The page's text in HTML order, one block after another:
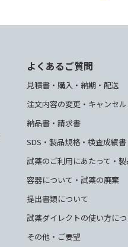
よくあるご質問
見積書・購入・納期・配送
注文内容の変更・キャンセ
納品書・請求書
SDS・製品規格・検査成績
試薬のご利用にあたって・
容器について・試薬の廃棄
提出書類について
試薬ダイレクトの使い方に
その他・ご要望